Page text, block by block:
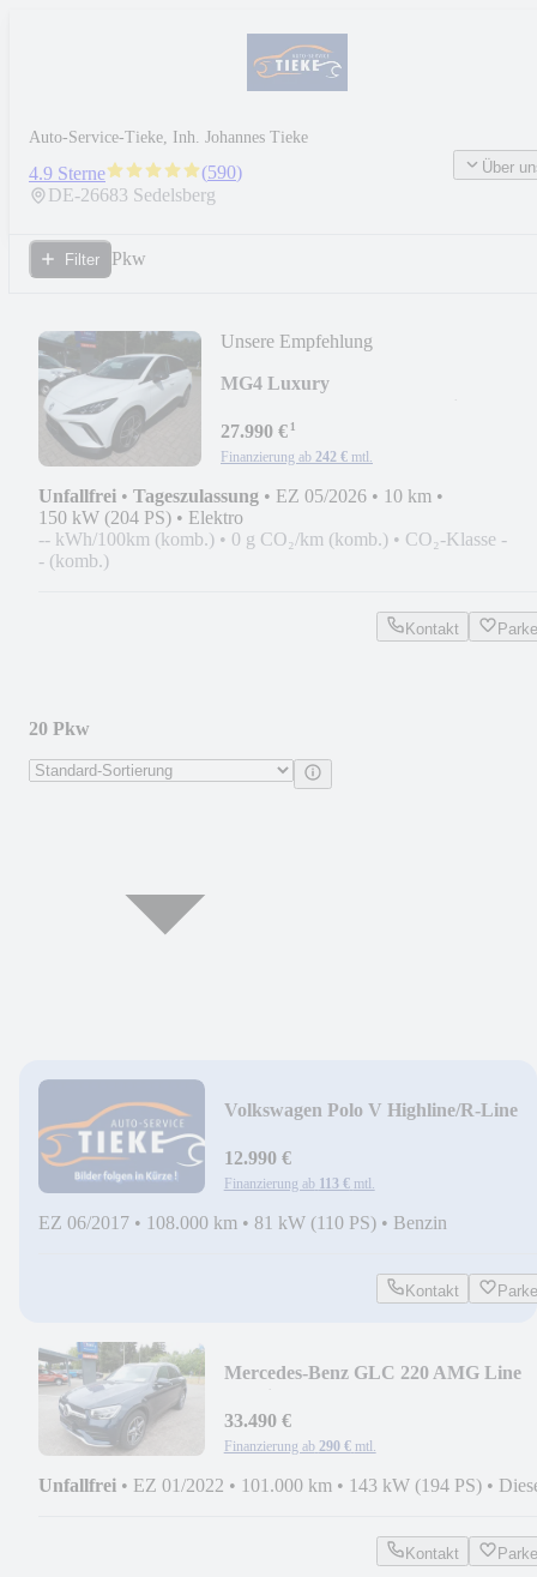
Auto-Service-Tieke, Inh. Johannes Tieke
4.9 Sterne (590)
DE-26683 Sedelsberg
Über
Filter Pkw
Unsere Empfehlung
MG4 Luxury
27.990 €¹
Finanzierung ab 242 € mtl.
Unfallfrei • Tageszulassung • EZ 05/2026 • 10 km •
150 kW (204 PS) • Elektro
-- kWh/100km (komb.) • 0 g CO₂/km (komb.) • CO₂-Klasse -
- (komb.)
Kontakt
20 Pkw
Volkswagen Polo V Highline/R-Line
12.990 €
Finanzierung ab 113 € mtl.
EZ 06/2017 • 108.000 km • 81 kW (110 PS) • Benzin
Kontakt
Mercedes-Benz GLC 220 AMG Line
33.490 €
Finanzierung ab 290 € mtl.
Unfallfrei • EZ 01/2022 • 101.000 km • 143 kW (194 PS) •
Kontakt